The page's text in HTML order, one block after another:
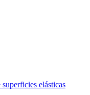
elásticas